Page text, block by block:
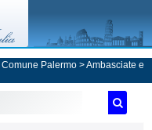
Comune Palermo>Ambasciate e